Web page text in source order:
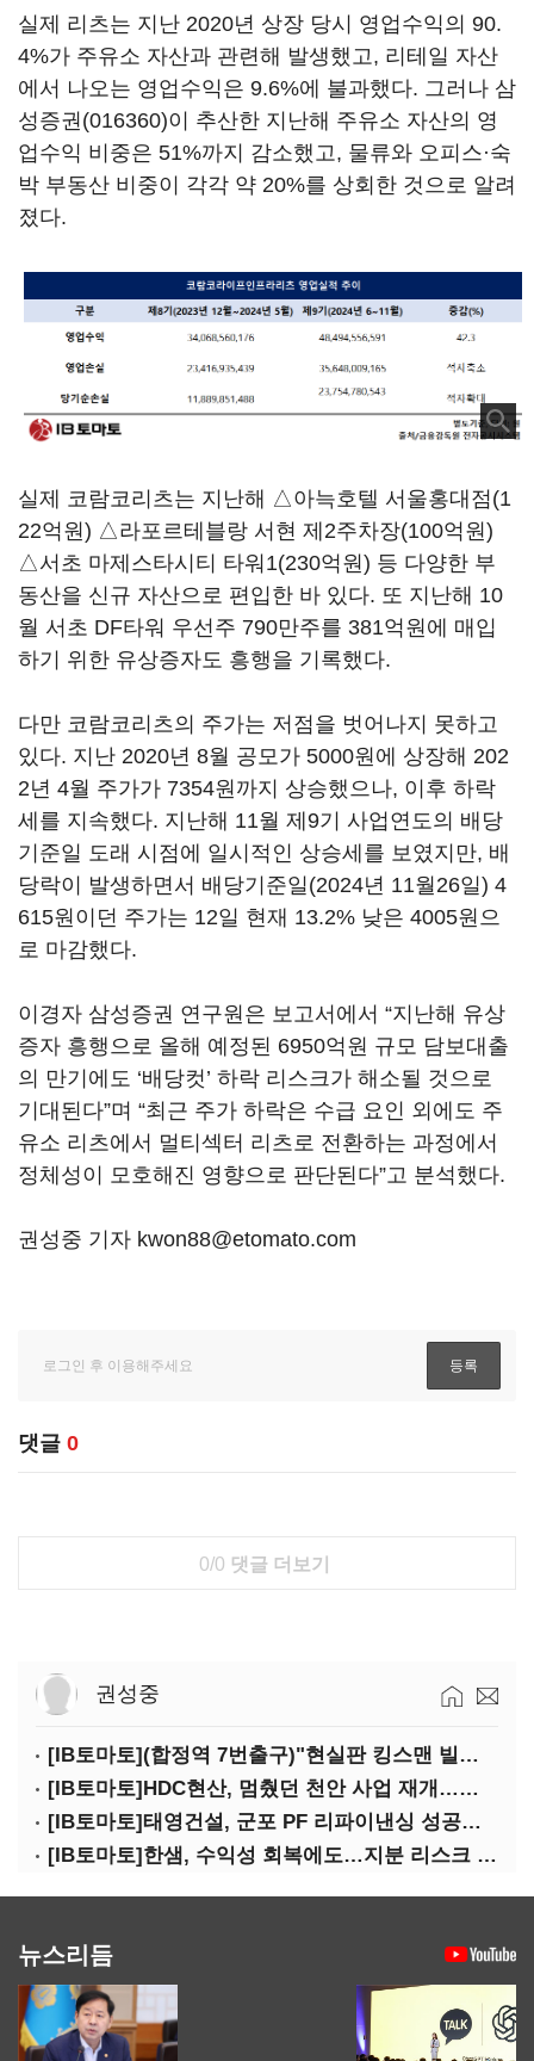
실제 리츠는 지난 2020년 상장 당시 영업수익의 90.
4%가 주유소 자산과 관련해 발생했고, 리테일 자산
에서 나오는 영업수익은 9.6%에 불과했다. 그러나 삼
성증권(016360)이 추산한 지난해 주유소 자산의 영
업수익 비중은 51%까지 감소했고, 물류와 오피스·숙
박 부동산 비중이 각각 약 20%를 상회한 것으로 알려
졌다.
실제 코람코리츠는 지난해 △아늑호텔 서울홍대점(1
22억원) △라포르테블랑 서현 제2주차장(100억원)
△서초 마제스타시티 타워1(230억원) 등 다양한 부
동산을 신규 자산으로 편입한 바 있다. 또 지난해 10
월 서초 DF타워 우선주 790만주를 381억원에 매입
하기 위한 유상증자도 흥행을 기록했다.
다만 코람코리츠의 주가는 저점을 벗어나지 못하고
있다. 지난 2020년 8월 공모가 5000원에 상장해 202
2년 4월 주가가 7354원까지 상승했으나, 이후 하락
세를 지속했다. 지난해 11월 제9기 사업연도의 배당
기준일 도래 시점에 일시적인 상승세를 보였지만, 배
당락이 발생하면서 배당기준일(2024년 11월26일) 4
615원이던 주가는 12일 현재 13.2% 낮은 4005원으
로 마감했다.
이경자 삼성증권 연구원은 보고서에서 “지난해 유상
증자 흥행으로 올해 예정된 6950억원 규모 담보대출
의 만기에도 ‘배당컷’ 하락 리스크가 해소될 것으로
기대된다”며 “최근 주가 하락은 수급 요인 외에도 주
유소 리츠에서 멀티섹터 리츠로 전환하는 과정에서
정체성이 모호해진 영향으로 판단된다”고 분석했다.
권성중 기자 kwon88@etomato.com
댓글 0
0/0 댓글 더보기
권성중
[IB토마토](합정역 7번출구)"현실판 킹스맨 빌런?"…일론 머스크의 양면성
[IB토마토]HDC현산, 멈췄던 천안 사업 재개…우발채무 부담 줄인다
[IB토마토]태영건설, 군포 PF 리파이낸싱 성공…후속사업 '청신호'
[IB토마토]한샘, 수익성 회복에도…지분 리스크 덮친다
뉴스리듬